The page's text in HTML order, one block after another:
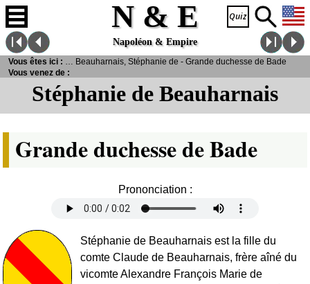
N & E
Napoléon & Empire
Stéphanie de Beauharnais
Grande duchesse de Bade
Prononciation :
Stéphanie de Beauharnais est la fille du
comte Claude de Beauharnais, frère aîné du
vicomte Alexandre François Marie de
Vous êtes ici :
>Personnalités
> Beauharnais, Stéphanie de - Grande duchesse de Bade
Vous venez de :